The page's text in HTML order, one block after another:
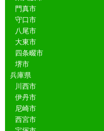
門真市
守口市
八尾市
大東市
四条畷市
堺市
兵庫県
川西市
伊丹市
尼崎市
西宮市